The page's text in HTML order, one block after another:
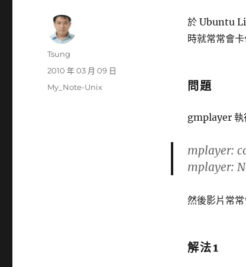
於 Ubuntu
時就常常會
問題
gmplayer 執
mplayer:
mplayer:
然後影片常
解法1
作
Tsung
發
日
2010 年 03 月 09 日
分
My_Note-Unix